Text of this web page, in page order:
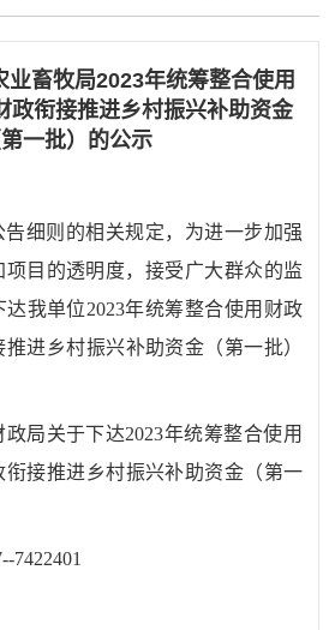
业畜牧局2023年统筹整合使用
政衔接推进乡村振兴补助资金
第一批）的公示
告细则的相关规定，为进一步加强
项目的透明度，接受广大群众的监
达我单位2023年统筹整合使用财政
进乡村振兴补助资金（第一批）
政局关于下达2023年统筹整合使用
衔接推进乡村振兴补助资金（第一
7422401